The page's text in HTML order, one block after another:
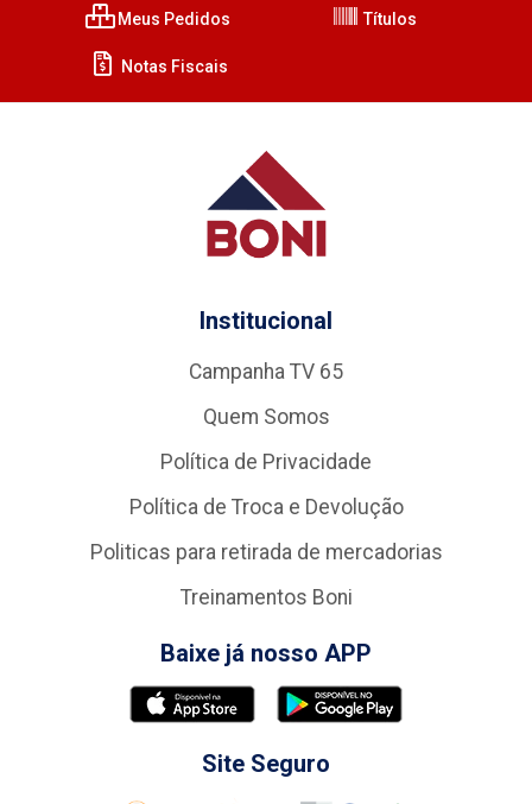
Meus Pedidos Títulos
Notas Fiscais
Institucional
Campanha TV 65
Quem Somos
Política de Privacidade
Política de Troca e Devolução
Politicas para retirada de mercadorias
Treinamentos Boni
Baixe já nosso APP
Site Seguro